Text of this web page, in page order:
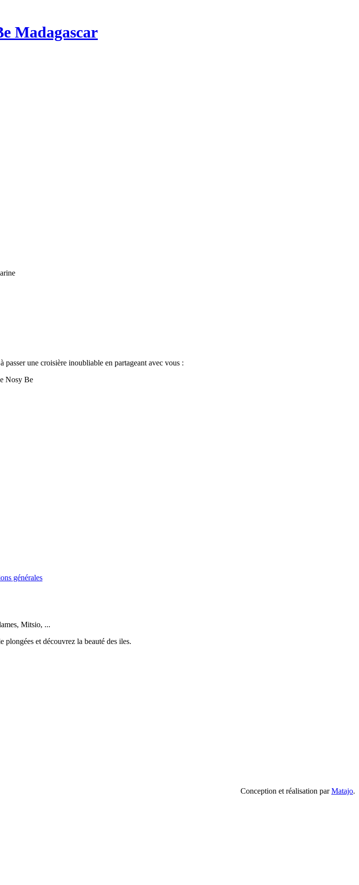
Madagascar
une croisière inoubliable en partageant avec vous :
Nosy Be
générales
Mitsio, ...
plongées et découvrez la beauté des iles.
Conception et réalisation parMatajo.